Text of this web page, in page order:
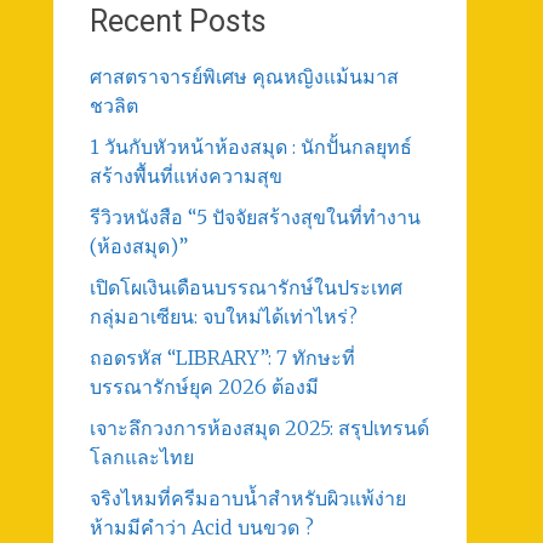
Recent Posts
ศาสตราจารย์พิเศษ คุณหญิงแม้นมาส
ชวลิต
1 วันกับหัวหน้าห้องสมุด : นักปั้นกลยุทธ์
สร้างพื้นที่แห่งความสุข
รีวิวหนังสือ “5 ปัจจัยสร้างสุขในที่ทำงาน
(ห้องสมุด)”
เปิดโผเงินเดือนบรรณารักษ์ในประเทศ
กลุ่มอาเซียน: จบใหม่ได้เท่าไหร่?
ถอดรหัส “LIBRARY”: 7 ทักษะที่
บรรณารักษ์ยุค 2026 ต้องมี
เจาะลึกวงการห้องสมุด 2025: สรุปเทรนด์
โลกและไทย
จริงไหมที่ครีมอาบน้ำสำหรับผิวแพ้ง่าย
ห้ามมีคำว่า Acid บนขวด ?